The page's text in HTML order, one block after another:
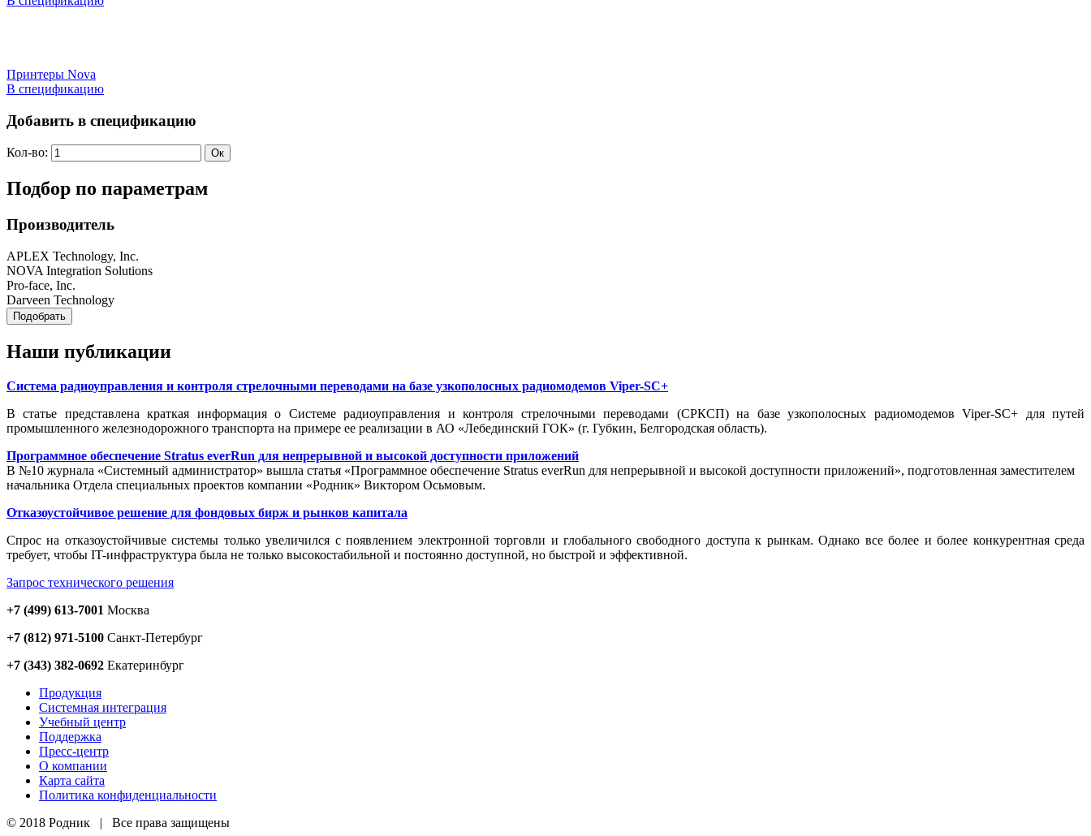
Принтеры Nova
В спецификацию
Добавить в спецификацию
Кол-во:
Подбор по параметрам
Производитель
APLEX Technology, Inc.
NOVA Integration Solutions
Pro-face, Inc.
Darveen Technology
Наши публикации
Система радиоуправления и контроля стрелочными переводами на базе узкополосных радиомодемов Viper-SC+
В статье представлена краткая информация о Системе радиоуправления и контроля стрелочными переводами (СРКСП) на базе узкополосных радиомодемов Viper-SC+ для путей
промышленного железнодорожного транспорта на примере ее реализации в АО «Лебединский ГОК» (г. Губкин, Белгородская область).
Программное обеспечение Stratus everRun для непрерывной и высокой доступности приложений
В №10 журнала «Системный администратор» вышла статья «Программное обеспечение Stratus everRun для непрерывной и высокой доступности приложений», подготовленная заместителем
начальника Отдела специальных проектов компании «Родник» Виктором Осьмовым.
Отказоустойчивое решение для фондовых бирж и рынков капитала
Cпрос на отказоустойчивые системы только увеличился с появлением электронной торговли и глобального свободного доступа к рынкам. Однако все более и более конкурентная среда
требует, чтобы IT-инфраструктура была не только высокостабильной и постоянно доступной, но быстрой и эффективной.
Запрос технического решения
+7 (499) 613-7001 Москва
+7 (812) 971-5100 Санкт-Петербург
+7 (343) 382-0692 Екатеринбург
Продукция
Системная интеграция
Учебный центр
Поддержка
Пресс-центр
О компании
Карта сайта
Политика конфиденциальности
© 2018 Родник | Все права защищены